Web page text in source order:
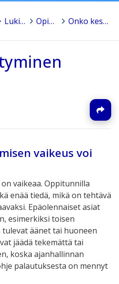
Lukio-opiskelijalle > Opiskelun ohjeita > Onko keskittyminen vaikeaa?
vaikeus voi
vaikeaa. Oppitunnilla
enää tiedä, mikä on tehtävä
Epäolennaiset asiat
esimerkiksi toisen
äänet tai huoneen
jäädä tekemättä tai
koska ajanhallinnan
palautuksesta on mennyt